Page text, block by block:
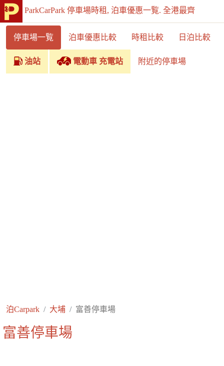
ParkCarPark 停車場時租, 泊車優惠一覧. 全港最齊
停車場一覧 泊車優惠比較 時租比較 日泊比較
油站 電動車 充電站 附近的停車場
泊Carpark 大埔 富善停車場
富善停車場